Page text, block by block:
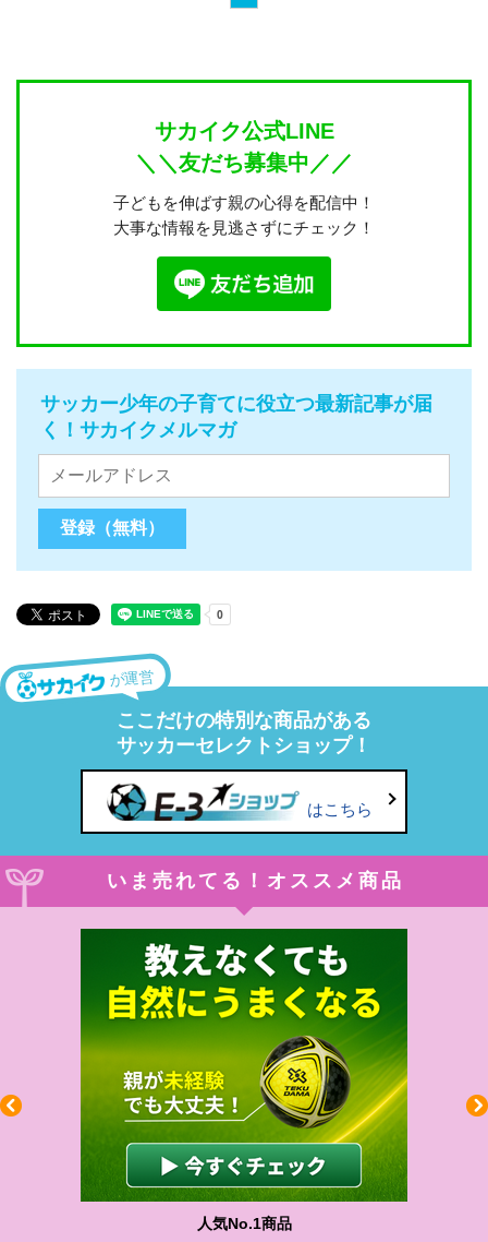
サカイク公式LINE
＼＼友だち募集中／／
子どもを伸ばす親の心得を配信中！
大事な情報を見逃さずにチェック！
サッカー少年の子育てに役立つ最新記事が届
く！サカイクメルマガ
が運営
ここだけの特別な商品がある
サッカーセレクトショップ！
はこちら
いま売れてる！オススメ商品
人気No.1商品